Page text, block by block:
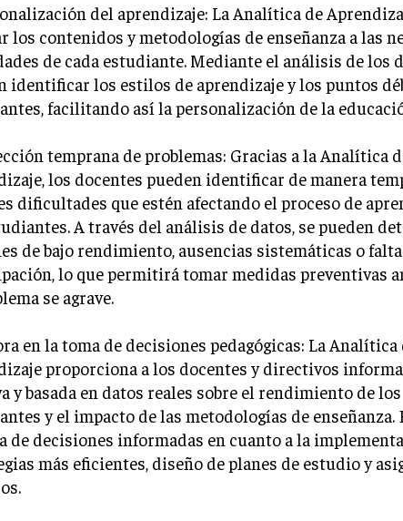
del aprendizaje: La Analítica de
los contenidos y metodologías de enseñanza a las
de cada estudiante. Mediante el análisis de los
identificar los estilos de aprendizaje y los puntos
facilitando así la personalización de la
temprana de problemas: Gracias a la Analítica
los docentes pueden identificar de manera
dificultades que estén afectando el proceso de
A través del análisis de datos, se pueden
de bajo rendimiento, ausencias sistemáticas o
lo que permitirá tomar medidas preventivas
se agrave.
en la toma de decisiones pedagógicas: La Analítica
proporciona a los docentes y directivos
y basada en datos reales sobre el rendimiento de los
y el impacto de las metodologías de
de decisiones informadas en cuanto a la
más eficientes, diseño de planes de estudio y